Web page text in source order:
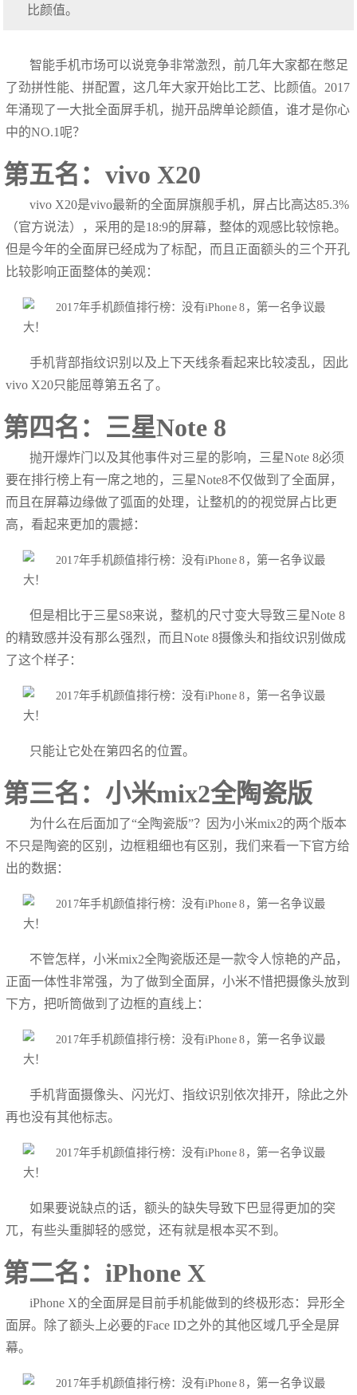
比颜值。
智能手机市场可以说竞争非常激烈，前几年大家都在憋足
了劲拼性能、拼配置，这几年大家开始比工艺、比颜值。2017
年涌现了一大批全面屏手机，抛开品牌单论颜值，谁才是你心
中的NO.1呢？
第五名：vivo X20
vivo X20是vivo最新的全面屏旗舰手机，屏占比高达85.3%
（官方说法），采用的是18:9的屏幕，整体的观感比较惊艳。
但是今年的全面屏已经成为了标配，而且正面额头的三个开孔
比较影响正面整体的美观：
手机背部指纹识别以及上下天线条看起来比较凌乱，因此
vivo X20只能屈尊第五名了。
第四名：三星Note 8
抛开爆炸门以及其他事件对三星的影响，三星Note 8必须
要在排行榜上有一席之地的，三星Note8不仅做到了全面屏，
而且在屏幕边缘做了弧面的处理，让整机的的视觉屏占比更
高，看起来更加的震撼：
但是相比于三星S8来说，整机的尺寸变大导致三星Note 8
的精致感并没有那么强烈，而且Note 8摄像头和指纹识别做成
了这个样子：
只能让它处在第四名的位置。
第三名：小米mix2全陶瓷版
为什么在后面加了“全陶瓷版”？因为小米mix2的两个版本
不只是陶瓷的区别，边框粗细也有区别，我们来看一下官方给
出的数据：
不管怎样，小米mix2全陶瓷版还是一款令人惊艳的产品，
正面一体性非常强，为了做到全面屏，小米不惜把摄像头放到
下方，把听筒做到了边框的直线上：
手机背面摄像头、闪光灯、指纹识别依次排开，除此之外
再也没有其他标志。
如果要说缺点的话，额头的缺失导致下巴显得更加的突
兀，有些头重脚轻的感觉，还有就是根本买不到。
第二名：iPhone X
iPhone X的全面屏是目前手机能做到的终极形态：异形全
面屏。除了额头上必要的Face ID之外的其他区域几乎全是屏
幕。